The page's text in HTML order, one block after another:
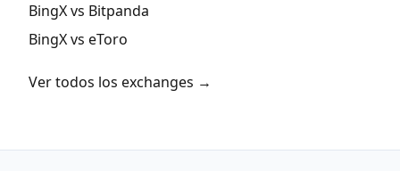
BingX vs Bitpanda
BingX vs eToro
Ver todos los exchanges →